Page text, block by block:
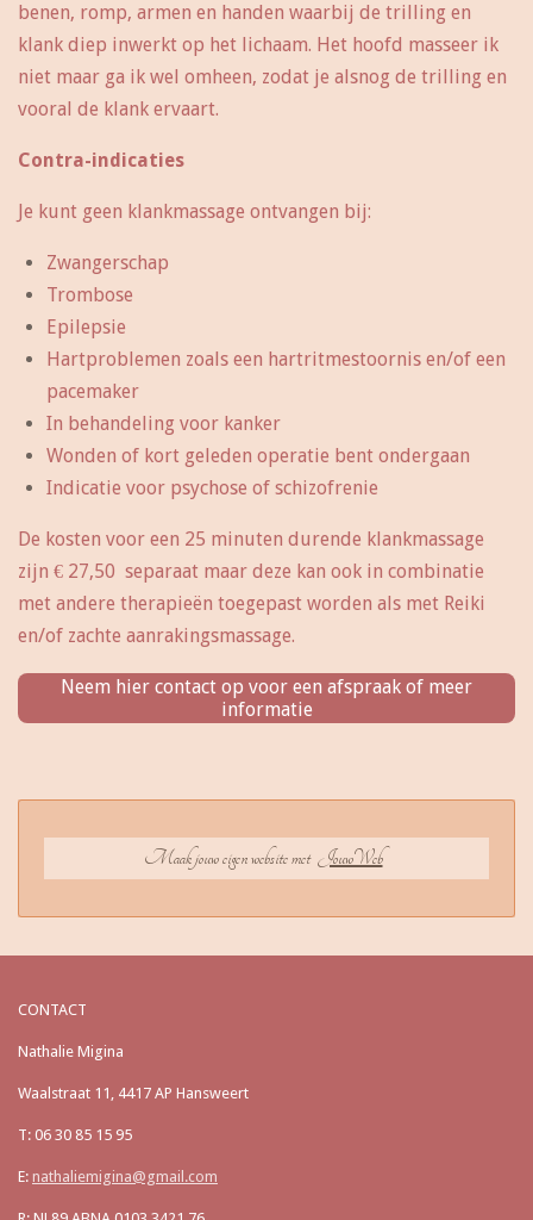
benen, romp, armen en handen waarbij de trilling en
klank diep inwerkt op het lichaam. Het hoofd masseer ik
niet maar ga ik wel omheen, zodat je alsnog de trilling en
vooral de klank ervaart.
Contra-indicaties
Je kunt geen klankmassage ontvangen bij:
Zwangerschap
Trombose
Epilepsie
Hartproblemen zoals een hartritmestoornis en/of een
pacemaker
In behandeling voor kanker
Wonden of kort geleden operatie bent ondergaan
Indicatie voor psychose of schizofrenie
De kosten voor een 25 minuten durende klankmassage
zijn € 27,50 separaat maar deze kan ook in combinatie
met andere therapieën toegepast worden als met Reiki
en/of zachte aanrakingsmassage.
Neem hier contact op voor een afspraak of meer
informatie
Maak jouw eigen website met JouwWeb
CONTACT
Nathalie Migina
Waalstraat 11, 4417 AP Hansweert
T: 06 30 85 15 95
E: nathaliemigina@gmail.com